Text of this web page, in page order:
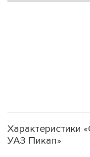
Характеристики
УАЗ Пикап»